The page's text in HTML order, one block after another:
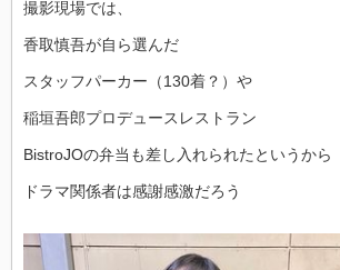
撮影現場では、
香取慎吾が自ら選んだ
スタッフパーカー（130着？）や
稲垣吾郎プロデュースレストラン
BistroJOの弁当も差し入れられたというから
ドラマ関係者は感謝感激だろう